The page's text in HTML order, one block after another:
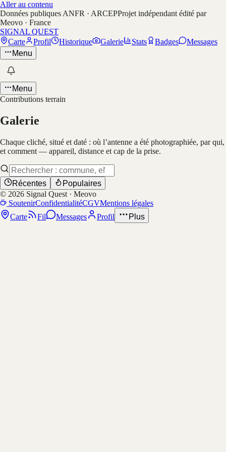
Aller au contenu
Données publiques ANFR · ARCEPProjet indépendant édité par
Meovo · France
SIGNAL QUEST
Carte
Profil Historique Galerie Stats Badges
Messages
Menu
Menu
Contributions terrain
Galerie
Chaque cliché, situé et daté : où l’antenne a été photographiée, par qui,
et comment — appareil, distance et cap de la prise.
Récentes
Populaires
© 2026 Signal Quest · Meovo
SoutenirConfidentialitéCGVMentions légales
Carte
Fil Messages Profil Plus